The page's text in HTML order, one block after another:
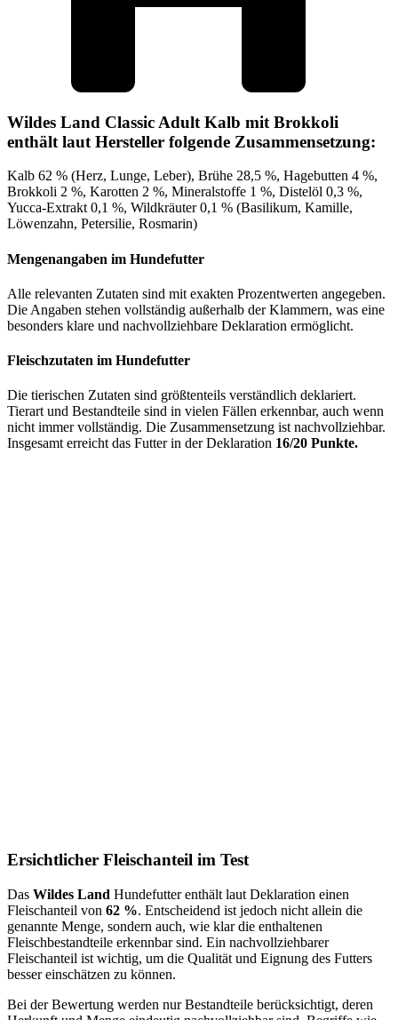
Wildes Land Classic Adult Kalb mit Brokkoli
enthält laut Hersteller folgende Zusammensetzung:
Kalb 62 % (Herz, Lunge, Leber), Brühe 28,5 %, Hagebutten 4 %,
Brokkoli 2 %, Karotten 2 %, Mineralstoffe 1 %, Distelöl 0,3 %,
Yucca-Extrakt 0,1 %, Wildkräuter 0,1 % (Basilikum, Kamille,
Löwenzahn, Petersilie, Rosmarin)
Mengenangaben im Hundefutter
Alle relevanten Zutaten sind mit exakten Prozentwerten angegeben.
Die Angaben stehen vollständig außerhalb der Klammern, was eine
besonders klare und nachvollziehbare Deklaration ermöglicht.
Fleischzutaten im Hundefutter
Die tierischen Zutaten sind größtenteils verständlich deklariert.
Tierart und Bestandteile sind in vielen Fällen erkennbar, auch wenn
nicht immer vollständig. Die Zusammensetzung ist nachvollziehbar.
Insgesamt erreicht das Futter in der Deklaration 16/20 Punkte.
Ersichtlicher Fleischanteil im Test
Das Wildes Land Hundefutter enthält laut Deklaration einen
Fleischanteil von 62 %. Entscheidend ist jedoch nicht allein die
genannte Menge, sondern auch, wie klar die enthaltenen
Fleischbestandteile erkennbar sind. Ein nachvollziehbarer
Fleischanteil ist wichtig, um die Qualität und Eignung des Futters
besser einschätzen zu können.
Bei der Bewertung werden nur Bestandteile berücksichtigt, deren